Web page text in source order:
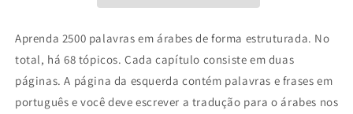
Aprenda 2500 palavras em árabes de forma estruturada. No
total, há 68 tópicos. Cada capítulo consiste em duas
páginas. A página da esquerda contém palavras e frases em
português e você deve escrever a tradução para o árabes nos